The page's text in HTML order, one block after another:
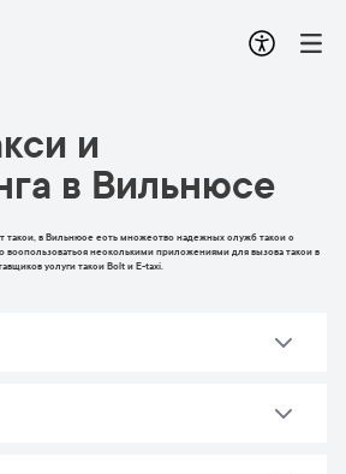
и
в Вильнюсе
такси, в Вильнюсе есть множество надежных служб такси с
несколькими приложениями для вызова такси в
услуги такси Bolt и E-taxi.